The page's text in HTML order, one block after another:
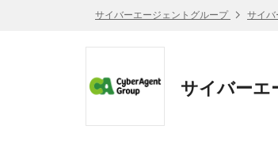
サイバーエージェントグループ サイバ
サイバーエ